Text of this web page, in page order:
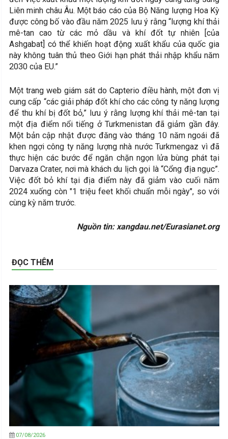
Liên minh châu Âu. Một báo cáo của Bộ Năng lượng Hoa Kỳ
được công bố vào đầu năm 2025 lưu ý rằng “lượng khí thải
mê-tan cao từ các mỏ dầu và khí đốt tự nhiên [của
Ashgabat] có thể khiến hoạt động xuất khẩu của quốc gia
này không tuân thủ theo Giới hạn phát thải nhập khẩu năm
2030 của EU.”
Một trang web giám sát do Capterio điều hành, một đơn vị
cung cấp “các giải pháp đốt khí cho các công ty năng lượng
để thu khí bị đốt bỏ,” lưu ý rằng lượng khí thải mê-tan tại
một địa điểm nổi tiếng ở Turkmenistan đã giảm gần đây.
Một bản cập nhật được đăng vào tháng 10 năm ngoái đã
khen ngợi công ty năng lượng nhà nước Turkmengaz vì đã
thực hiện các bước để ngăn chặn ngọn lửa bùng phát tại
Darvaza Crater, nơi mà khách du lịch gọi là “Cổng địa ngục”.
Việc đốt bỏ khí tại địa điểm này đã giảm vào cuối năm
2024 xuống còn "1 triệu feet khối chuẩn mỗi ngày", so với
cùng kỳ năm trước.
Nguồn tin: xangdau.net/Eurasianet.org
ĐỌC THÊM
07/08/2026